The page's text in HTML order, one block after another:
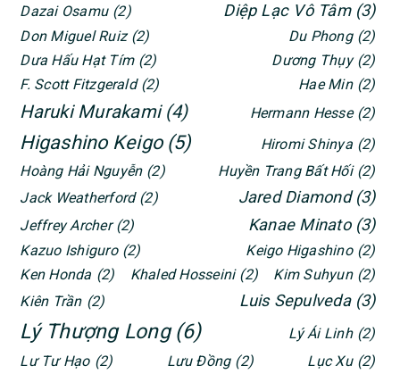
Dazai Osamu (2) Diệp Lạc Vô Tâm (3)
Don Miguel Ruiz (2) Du Phong (2)
Dưa Hấu Hạt Tím (2) Dương Thụy (2)
F. Scott Fitzgerald (2) Hae Min (2)
Haruki Murakami (4) Hermann Hesse (2)
Higashino Keigo (5) Hiromi Shinya (2)
Hoàng Hải Nguyễn (2) Huyền Trang Bất Hối (2)
Jack Weatherford (2) Jared Diamond (3)
Jeffrey Archer (2) Kanae Minato (3)
Kazuo Ishiguro (2) Keigo Higashino (2)
Ken Honda (2) Khaled Hosseini (2) Kim Suhyun (2)
Kiên Trần (2) Luis Sepulveda (3)
Lý Thượng Long (6) Lý Ái Linh (2)
Lư Tư Hạo (2) Lưu Đồng (2) Lục Xu (2)